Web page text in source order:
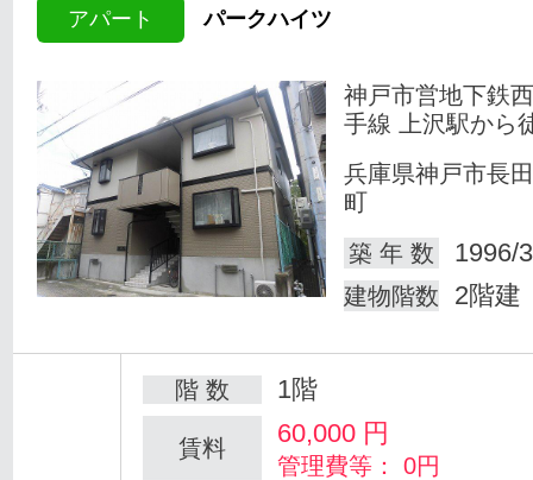
アパート パークハイツ
神戸市営地下鉄
手線 上沢駅から
兵庫県神戸市長
町
築 年 数
1996/
建物階数 2階建
階 数 1階
賃料 60,000 円
管理費等： 0円